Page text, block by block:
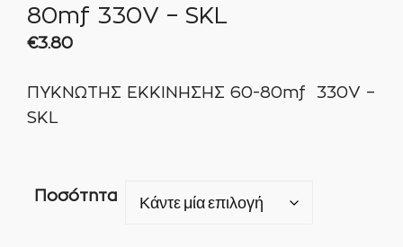
80mf 330V – SKL
€3.80
ΠΥΚΝΩΤΗΣ ΕΚΚΙΝΗΣΗΣ 60-80mf 330V –
SKL
Ποσότητα